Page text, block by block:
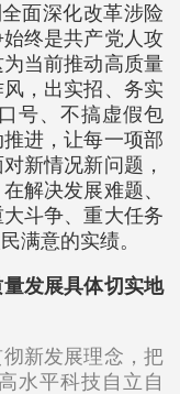
面深化改革涉险
终是共产党人攻
当前推动高质量
，出实招、务实
号、不搞虚假包
进，让每一项部
新情况新问题，
解决发展难题、
斗争、重大任务
满意的实绩。
发展具体切实地
新发展理念，把
水平科技自立自